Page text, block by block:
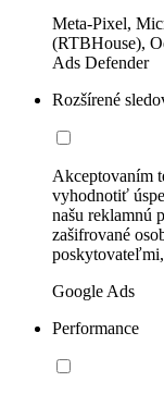
Meta-Pixel,
(RTBHouse),
Ads Defender
Rozšírené
Akceptovaním
vyhodnotiť
našu reklamnú
zašifrované
Google Ads
Performance